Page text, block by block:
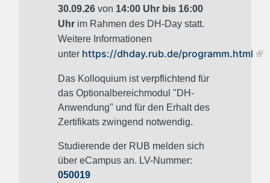
30.09.26 von 14:00 Uhr bis 16:00
Uhr im Rahmen des DH-Day statt.
Weitere Informationen
unter https://dhday.rub.de/programm.html
Das Kolloquium ist verpflichtend für
das Optionalbereichmodul "DH-
Anwendung" und für den Erhalt des
Zertifikats zwingend notwendig.
Studierende der RUB melden sich
über eCampus an. LV-Nummer:
050019